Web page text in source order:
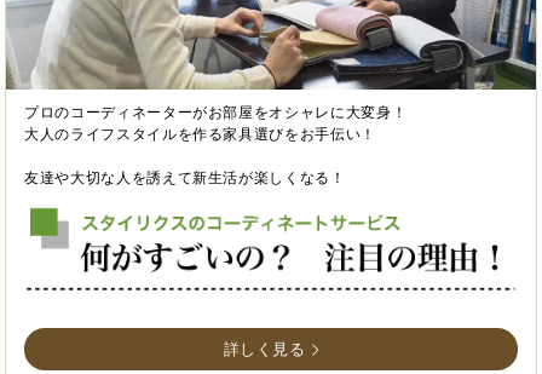
プロのコーディネーターがお部屋をオシャレに大変身！
大人のライフスタイルを作る家具選びをお手伝い！
友達や大切な人を誘えて新生活が楽しくなる！
詳しく見る